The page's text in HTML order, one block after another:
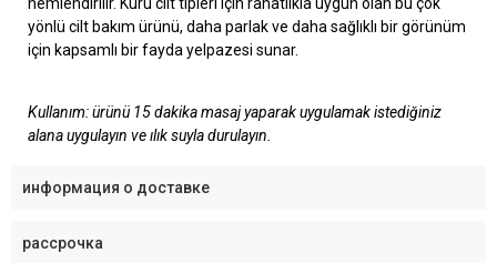
yönlü cilt bakım ürünü, daha parlak ve daha sağlıklı bir görünüm
için kapsamlı bir fayda yelpazesi sunar.
Kullanım: ürünü 15 dakika masaj yaparak uygulamak istediğiniz
alana uygulayın ve ılık suyla durulayın.
информация о доставке
рассрочка